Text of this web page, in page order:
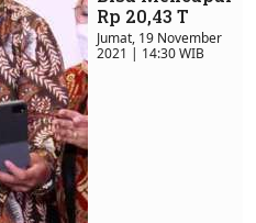
Rp 20,43 T
Jumat, 19 November
2021 | 14:30 WIB